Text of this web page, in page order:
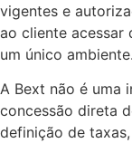
vigentes e
ao cliente acessar
um único ambiente.
A Bext não é uma
concessão direta
definição de